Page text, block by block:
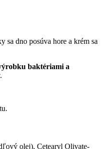
sa dno posúva hore a krém sa
baktériami a
olej), Cetearyl Olivate-